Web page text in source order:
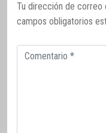
Tu dirección de correo
campos obligatorios
Comentario